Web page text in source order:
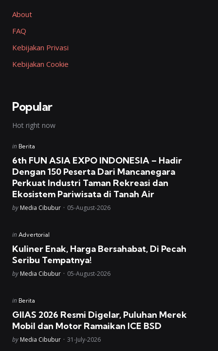
About
FAQ
Kebijakan Privasi
Kebijakan Cookie
Popular
Hot right now
Posted
in Berita
6th FUN ASIA EXPO INDONESIA – Hadir
Dengan 150 Peserta Dari Mancanegara
Perkuat Industri Taman Rekreasi dan
Ekosistem Pariwisata di Tanah Air
Posted
by Media Cibubur 05-August-2026
Posted
in Advertorial
Kuliner Enak, Harga Bersahabat, Di Pecah
Seribu Tempatnya!
Posted
by Media Cibubur 05-August-2026
Posted
in Berita
GIIAS 2026 Resmi Digelar, Puluhan Merek
Mobil dan Motor Ramaikan ICE BSD
Posted
by Media Cibubur 31-July-2026